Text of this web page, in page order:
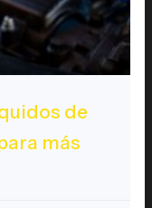
de
más